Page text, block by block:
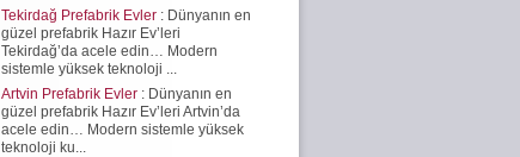
Tekirdağ Prefabrik Evler : Dünyanın en
güzel prefabrik Hazır Ev’leri
Tekirdağ’da acele edin… Modern
sistemle yüksek teknoloji ...
Artvin Prefabrik Evler : Dünyanın en
güzel prefabrik Hazır Ev’leri Artvin’da
acele edin… Modern sistemle yüksek
teknoloji ku...